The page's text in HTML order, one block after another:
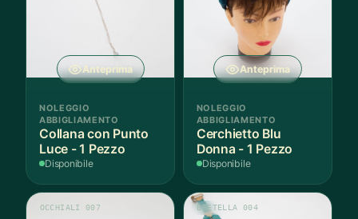
Anteprima
NOLEGGIO
ABBIGLIAMENTO
Collana con Punto
Luce - 1 Pezzo
Disponibile
Anteprima
NOLEGGIO
ABBIGLIAMENTO
Cerchietto Blu
Donna - 1 Pezzo
Disponibile
OCCHIALI 007 BRETELLA 004